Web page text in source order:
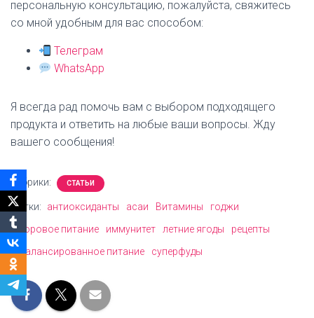
персональную консультацию, пожалуйста, свяжитесь
со мной удобным для вас способом:
Телеграм
WhatsApp
Я всегда рад помочь вам с выбором подходящего
продукта и ответить на любые ваши вопросы. Жду
вашего сообщения!
Рубрики: СТАТЬИ
Метки: антиоксиданты асаи Витамины
годжи
здоровое питание
иммунитет летние ягоды
рецепты
сбалансированное питание
суперфуды